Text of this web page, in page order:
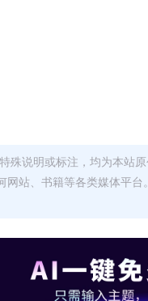
殊说明或标注，均为本站
网站、书籍等各类媒体平